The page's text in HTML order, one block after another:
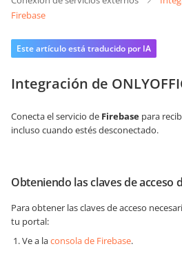
Firebase
Este artículo está traducido por IA
Integración de
Conecta el servicio de Firebase para
incluso cuando estés desconectado.
Obteniendo las claves de acceso
Para obtener las claves de acceso
tu portal:
Ve a laconsola de Firebase.